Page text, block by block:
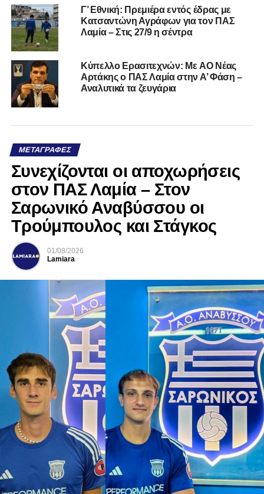
Γ’ Εθνική: Πρεμιέρα εντός έδρας με
Κατσαντώνη Αγράφων για τον ΠΑΣ
Λαμία – Στις 27/9 η σέντρα
Kύπελλο Ερασιτεχνών: Με AO Nέας
Αρτάκης ο ΠΑΣ Λαμία στην Α’ Φάση –
Αναλυτικά τα ζευγάρια
ΜΕΤΑΓΡΑΦΈΣ
Συνεχίζονται οι αποχωρήσεις
στον ΠΑΣ Λαμία – Στον
Σαρωνικό Αναβύσσου οι
Τρούμπουλος και Στάγκος
01/08/2026
Lamiara